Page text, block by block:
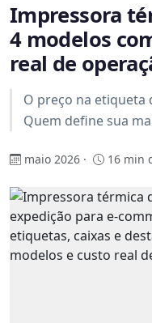
Impressora
4 modelos
real de
O preço na etiqueta
Quem define sua
maio 2026 · 16 min